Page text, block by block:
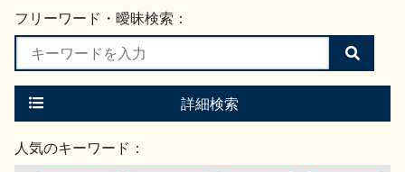
フリーワード・曖昧検索：
検
索
す
詳細検索
人気のキーワード：